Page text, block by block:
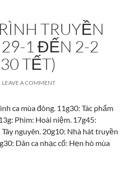
TRUYỀN
1 ĐẾN 2-2
TẾT)
LEAVE A COMMENT
ca mùa đông. 11g30: Tác phẩm
Phim: Hoài niệm. 17g45:
nguyên. 20g10: Nhà hát truyền
Dân ca nhạc cổ: Hẹn hò mùa
trình truyền hình ngày 29-1